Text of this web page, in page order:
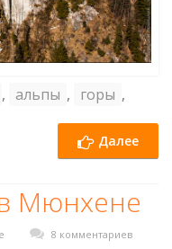
, альпы , горы ,
Далее
Мюнхене
8 комментариев